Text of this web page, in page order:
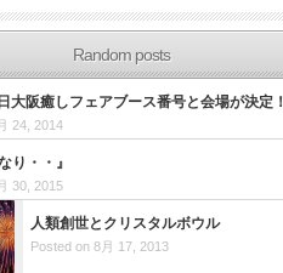
Random posts
大阪癒しフェアブース番号と会場が決定！
24, 2014
り・・』
30, 2015
人類創世とクリスタルボウル
Posted on 8月 17, 2013